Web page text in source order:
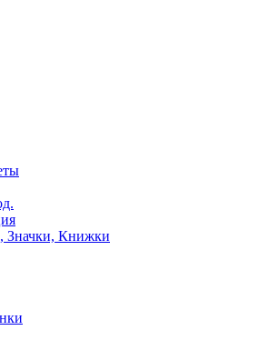
Значки, Книжки